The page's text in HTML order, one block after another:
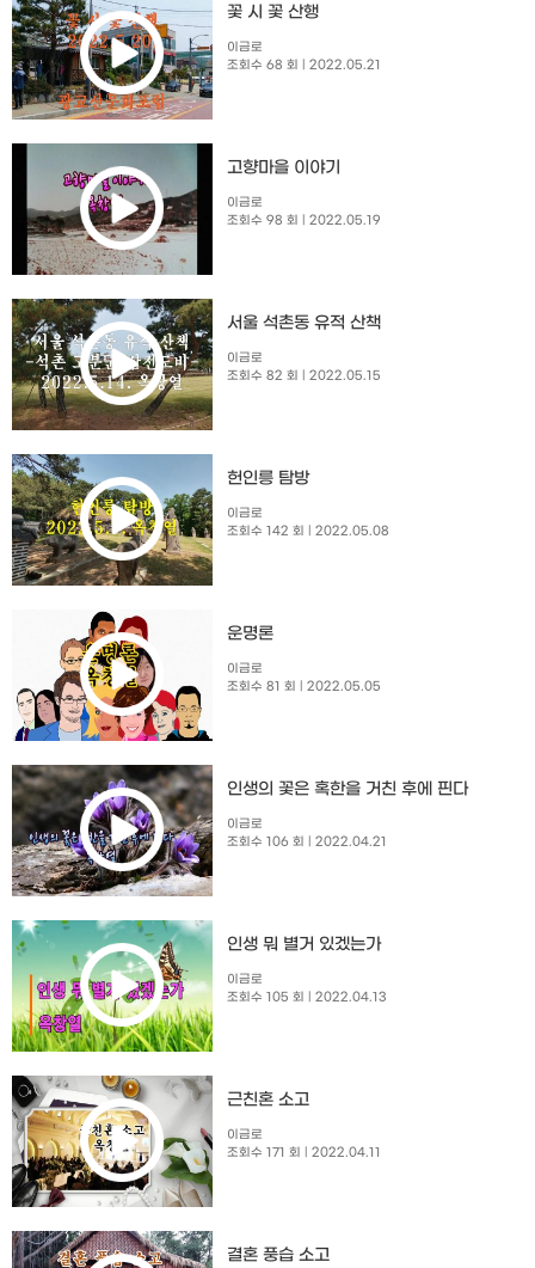
꽃 시 꽃 산행
이금로
조회수 68 회
| 2022.05.21
고향마을 이야기
이금로
조회수 98 회
| 2022.05.19
서울 석촌동 유적 산책
이금로
조회수 82 회
| 2022.05.15
헌인릉 탐방
이금로
조회수 142 회
| 2022.05.08
운명론
이금로
조회수 81 회
| 2022.05.05
인생의 꽃은 혹한을 거친 후에 핀다
이금로
조회수 106 회
| 2022.04.21
인생 뭐 별거 있겠는가
이금로
조회수 105 회
| 2022.04.13
근친혼 소고
이금로
조회수 171 회
| 2022.04.11
결혼 풍습 소고